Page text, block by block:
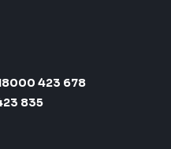
423 678
835